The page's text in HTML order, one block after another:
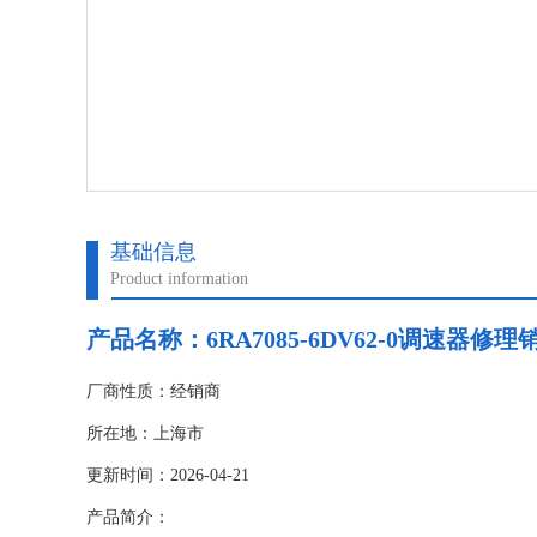
基础信息
Product information
产品名称： 6RA7085-6DV62-0调速器修理
厂商性质：经销商
所在地：上海市
更新时间：2026-04-21
产品简介：